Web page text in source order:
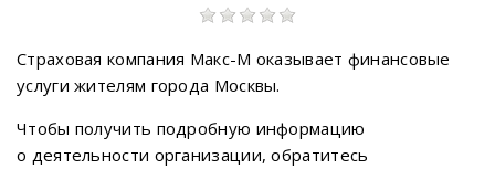
Страховая компания Макс-М оказывает финансовые
услуги жителям города Москвы.
Чтобы получить подробную информацию
о деятельности организации, обратитесь